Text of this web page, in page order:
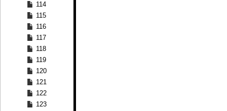
114
115
116
117
118
119
120
121
122
123